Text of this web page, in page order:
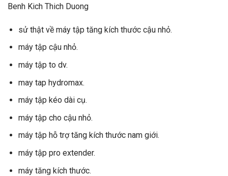
Benh Kich Thich Duong
sử thật về máy tập tăng kích thước cậu nhỏ.
máy tập cậu nhỏ.
máy tập to dv.
may tap hydromax.
máy tập kéo dài cụ.
máy tập cho cậu nhỏ.
máy tập hỗ trợ tăng kích thước nam giới.
máy tập pro extender.
máy tăng kích thước.